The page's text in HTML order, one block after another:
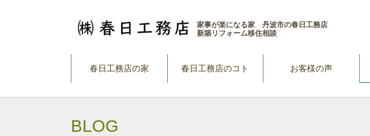
家事が楽になる家 丹波市の春日工務店
新築リフォーム移住相談
春日工務店の家 春日工務店のコト お客様の声
BLOG